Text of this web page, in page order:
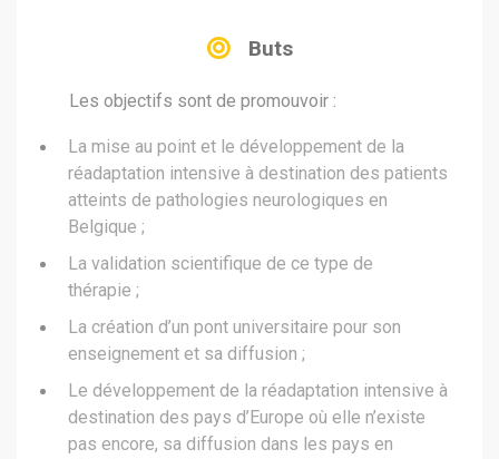
Buts
Les objectifs sont de promouvoir :
La mise au point et le développement de la
réadaptation intensive à destination des patients
atteints de pathologies neurologiques en
Belgique ;
La validation scientifique de ce type de
thérapie ;
La création d’un pont universitaire pour son
enseignement et sa diffusion ;
Le développement de la réadaptation intensive à
destination des pays d’Europe où elle n’existe
pas encore, sa diffusion dans les pays en